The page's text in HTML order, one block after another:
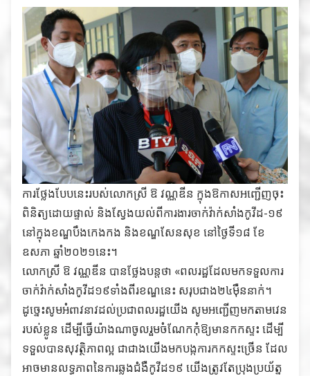
ការថ្លែងបែបនេះរបស់លោកស្រី ឱ វណ្ណឌីន ក្នុងឱកាសអញ្ជើញចុះ
ពិនិត្យដោយផ្ទាល់ និងស្វែងយល់ពីការងារចាក់វ៉ាក់សាំងកូវីដ-១៩
នៅក្នុងខណ្ឌបឹងកេងកង និងខណ្ឌសែនសុខ នៅថ្ងៃទី១៨ ខែ
ឧសភា ឆ្នាំ២០២១នេះ។
លោកស្រី ឱ វណ្ណឌីន បានថ្លែងបន្ដថា «ពលរដ្ឋដែលមកទទួលការ
ចាក់វ៉ាក់សាំងកូវីដ១៩ទាំងពីរខណ្ឌនេះ សរុបជាង២៤ម៉ឺននាក់។
ដូច្នេះសូមអំពាវនាវដល់ប្រជាពលរដ្ឋយើង សូមអញ្ជើញមកតាមវេន
របស់ខ្លូន ដើម្បីធ្វើយ៉ាងណាចូលរួមចំណែកកុំឱ្យមានកកស្ទះ ដើម្បី
ទទួលបានសុវត្ថិភាពល្អ ជាជាងយើងមកបង្កការកកស្ទះច្រើន ដែល
អាចមានលទ្ធភាពនៃការឆ្លងជំងឺកូវីដ១៩ យើងត្រូវតែប្រុងប្រយ័ត្ន